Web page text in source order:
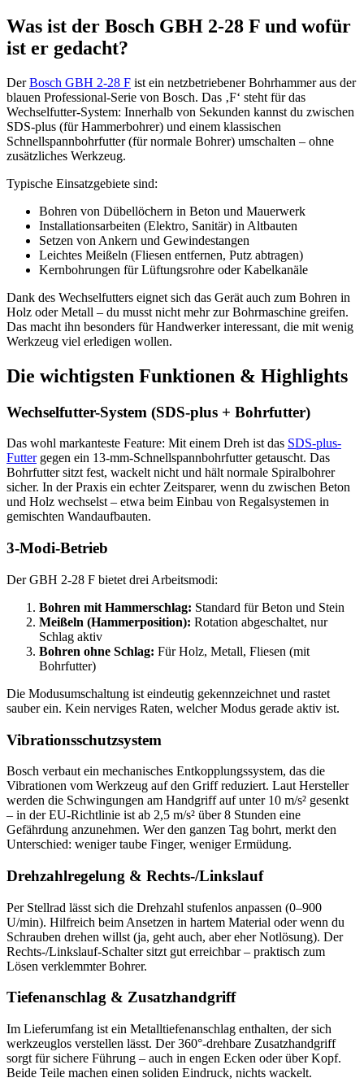
Was ist der Bosch GBH 2-28 F und wofür
ist er gedacht?
DerBosch GBH 2-28 F ist ein netzbetriebener Bohrhammer aus der
blauen Professional-Serie von Bosch. Das ‚F‘ steht für das
Wechselfutter-System: Innerhalb von Sekunden kannst du zwischen
SDS-plus (für Hammerbohrer) und einem klassischen
Schnellspannbohrfutter (für normale Bohrer) umschalten – ohne
zusätzliches Werkzeug.
Typische Einsatzgebiete sind:
Bohren von Dübellöchern in Beton und Mauerwerk
Installationsarbeiten (Elektro, Sanitär) in Altbauten
Setzen von Ankern und Gewindestangen
Leichtes Meißeln (Fliesen entfernen, Putz abtragen)
Kernbohrungen für Lüftungsrohre oder Kabelkanäle
Dank des Wechselfutters eignet sich das Gerät auch zum Bohren in
Holz oder Metall – du musst nicht mehr zur Bohrmaschine greifen.
Das macht ihn besonders für Handwerker interessant, die mit wenig
Werkzeug viel erledigen wollen.
Die wichtigsten Funktionen & Highlights
Wechselfutter-System (SDS-plus + Bohrfutter)
Das wohl markanteste Feature: Mit einem Dreh ist das SDS-plus-
Futtergegen ein 13-mm-Schnellspannbohrfutter getauscht. Das
Bohrfutter sitzt fest, wackelt nicht und hält normale Spiralbohrer
sicher. In der Praxis ein echter Zeitsparer, wenn du zwischen Beton
und Holz wechselst – etwa beim Einbau von Regalsystemen in
gemischten Wandaufbauten.
3-Modi-Betrieb
Der GBH 2-28 F bietet drei Arbeitsmodi:
Bohren mit Hammerschlag: Standard für Beton und Stein
Meißeln (Hammerposition): Rotation abgeschaltet, nur
Schlag aktiv
Bohren ohne Schlag: Für Holz, Metall, Fliesen (mit
Bohrfutter)
Die Modusumschaltung ist eindeutig gekennzeichnet und rastet
sauber ein. Kein nerviges Raten, welcher Modus gerade aktiv ist.
Vibrationsschutzsystem
Bosch verbaut ein mechanisches Entkopplungssystem, das die
Vibrationen vom Werkzeug auf den Griff reduziert. Laut Hersteller
werden die Schwingungen am Handgriff auf unter 10 m/s² gesenkt
– in der EU-Richtlinie ist ab 2,5 m/s² über 8 Stunden eine
Gefährdung anzunehmen. Wer den ganzen Tag bohrt, merkt den
Unterschied: weniger taube Finger, weniger Ermüdung.
Drehzahlregelung & Rechts-/Linkslauf
Per Stellrad lässt sich die Drehzahl stufenlos anpassen (0–900
U/min). Hilfreich beim Ansetzen in hartem Material oder wenn du
Schrauben drehen willst (ja, geht auch, aber eher Notlösung). Der
Rechts-/Linkslauf-Schalter sitzt gut erreichbar – praktisch zum
Lösen verklemmter Bohrer.
Tiefenanschlag & Zusatzhandgriff
Im Lieferumfang ist ein Metalltiefenanschlag enthalten, der sich
werkzeuglos verstellen lässt. Der 360°-drehbare Zusatzhandgriff
sorgt für sichere Führung – auch in engen Ecken oder über Kopf.
Beide Teile machen einen soliden Eindruck, nichts wackelt.